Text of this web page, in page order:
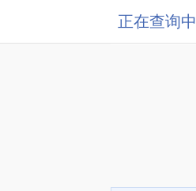
正在查询中